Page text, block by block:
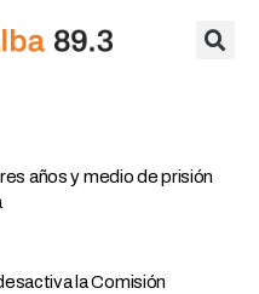
años y medio de prisión
la Comisión